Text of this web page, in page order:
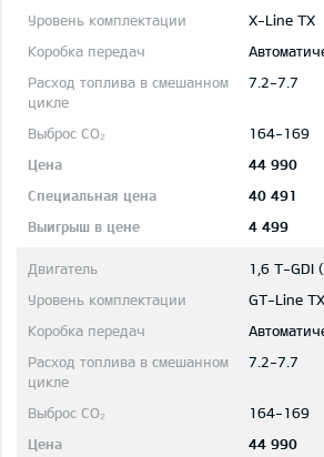
X-Line TX
7.2-7.7
164-169
44 990
40 491
4 499
1,6 T-GDI
GT-Line TX
7.2-7.7
164-169
44 990